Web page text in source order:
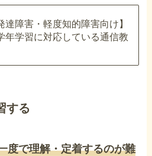
達障害・軽度知的障害向け】
年学習に対応している通信教
する
度で理解・定着するのが難